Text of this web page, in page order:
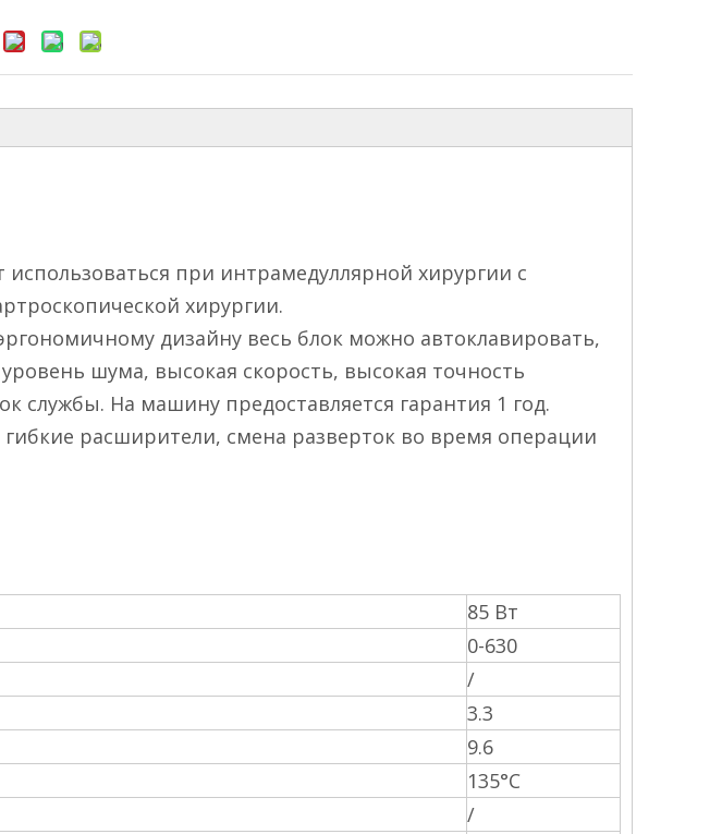
при интрамедуллярной хирургии с
хирургии.
дизайну весь блок можно автоклавировать,
шума, высокая скорость, высокая точность
службы. На машину предоставляется гарантия 1 год.
расширители, смена разверток во время операции
85 Вт
0-630
/
3.3
9.6
135°С
/